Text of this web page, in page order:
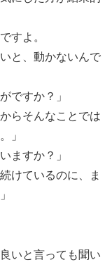
すよ。
と、動かないんで
ですか？」
らそんなことでは
」
ますか？」
けているのに、ま
いと言っても聞い